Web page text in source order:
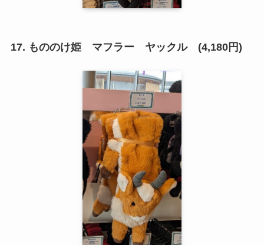
17. もののけ姫 マフラー ヤックル (4,180円)